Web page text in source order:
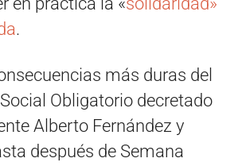
.
más duras del
Obligatorio decretado
Alberto Fernández y
después de Semana